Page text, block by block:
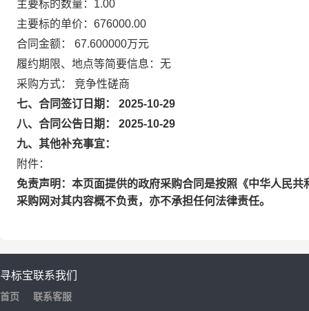
主要标的数量：1.00
主要标的单价：676000.00
合同金额： 67.600000万元
履约期限、地点等简要信息：无
采购方式： 竞争性磋商
七、合同签订日期： 2025-10-29
八、合同公告日期： 2025-10-29
九、其他补充事宜：
附件：
免责声明：本页面提供的政府采购合同是按照《中华人民
采购网对其内容概不负责，亦不承担任何法律责任。
寻标宝
首页
联系我们
联系客服